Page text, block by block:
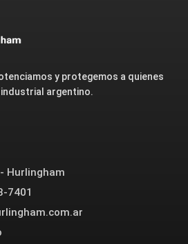
y protegemos a quienes
argentino.
Hurlingham
7401